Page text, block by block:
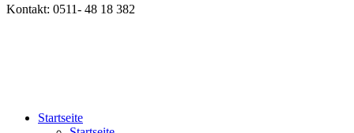
Kontakt: 0511- 48 18 382
Startseite